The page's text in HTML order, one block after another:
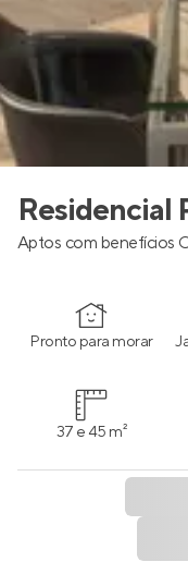
Residencial
Aptos com benefícios
Pronto para morar
37 e 45 m²